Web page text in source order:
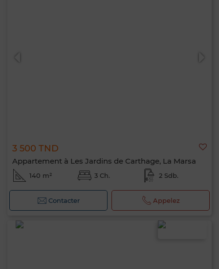
3 500 TND
Appartement à Les Jardins de Carthage, La Marsa
140 m² 3 Ch. 2 Sdb.
Contacter Appelez